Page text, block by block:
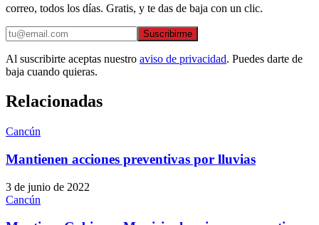
correo, todos los días. Gratis, y te das de baja con un clic.
Suscribirme
Al suscribirte aceptas nuestro aviso de privacidad. Puedes darte de
baja cuando quieras.
Relacionadas
Cancún
Mantienen acciones preventivas por lluvias
3 de junio de 2022
Cancún